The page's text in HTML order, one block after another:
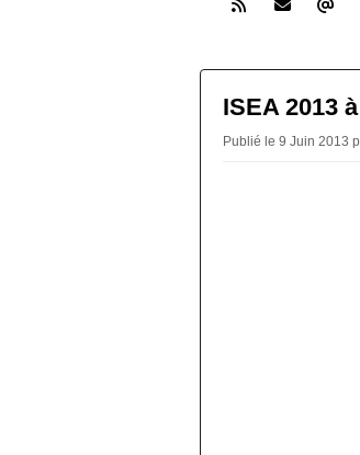
ISEA 2013
Publié le 9 Juin 2013